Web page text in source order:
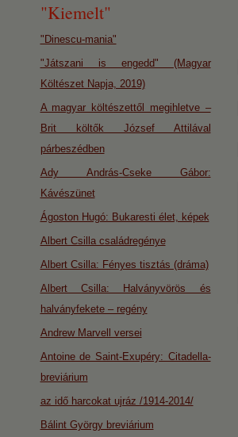
"Kiemelt"
"Dinescu-mania"
"Játszani is engedd" (Magyar
Költészet Napja, 2019)
A magyar költészettől megihletve –
Brit költők József Attilával
párbeszédben
Ady András-Cseke Gábor:
Kávészünet
Ágoston Hugó: Bukaresti élet, képek
Albert Csilla családregénye
Albert Csilla: Fényes tisztás (dráma)
Albert Csilla: Halványvörös és
halványfekete – regény
Andrew Marvell versei
Antoine de Saint-Exupéry: Citadella-
breviárium
az idő harcokat ujráz /1914-2014/
Bálint György breviárium